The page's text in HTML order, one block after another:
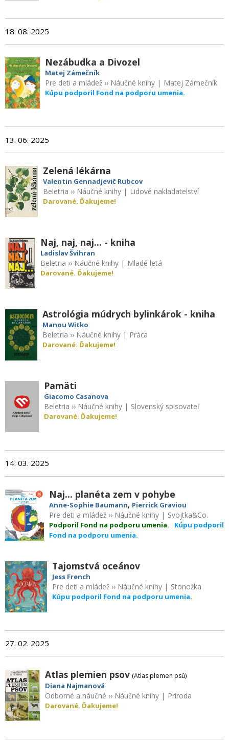
18. 08. 2025
Nezábudka a Divozel
Matej Zámečník
Pre deti a mládež ›› Náučné knihy | Matej Zámečník
Kúpu podporil Fond na podporu umenia.
13. 06. 2025
Zelená lékárna
Valentin Gennadjevič Rubcov
Beletria ›› Náučné knihy | Lidové nakladatelství
Darované. Ďakujeme!
Naj, naj, naj... - kniha
Ladislav Švihran
Beletria ›› Náučné knihy| Mladé letá
Darované. Ďakujeme!
Astrológia múdrych bylinkárok - kniha
Manou Witko
Beletria ›› Náučné knihy| Práca
Darované. Ďakujeme!
Pamäti
Giacomo Casanova
Beletria ›› Náučné knihy | Slovenský spisovateľ
Darované. Ďakujeme!
14. 03. 2025
Naj... planéta zem v pohybe
Anne-Sophie Baumann, Pierrick Graviou
Pre deti a mládež›› Náučné knihy| Svojtka&Co.
Podporil Fond na podporu umenia.
Kúpu podporil
Fond na podporu umenia.
Tajomstvá oceánov
Jess French
Pre deti a mládež›› Náučné knihy| Stonožka
Kúpu podporil Fond na podporu umenia.
27. 02. 2025
Atlas plemien psov (Atlas plemen psů)
Diana Najmanová
Odborné a náučné ›› Náučné knihy | Príroda
Darované. Ďakujeme!